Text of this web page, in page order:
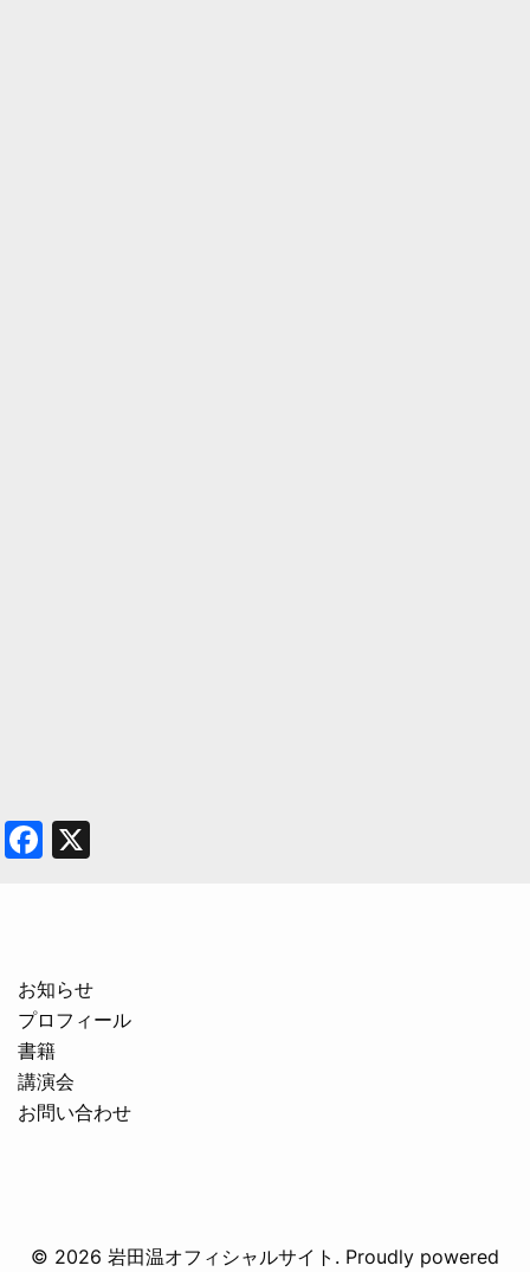
Facebook
お知らせ
プロフィール
書籍
講演会
お問い合わせ
© 2026 岩田温オフィシャルサイト. Proudly powered